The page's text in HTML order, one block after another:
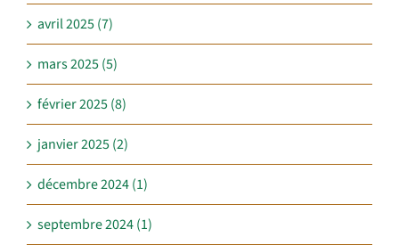
avril 2025 (7)
mars 2025 (5)
février 2025 (8)
janvier 2025 (2)
décembre 2024 (1)
septembre 2024 (1)